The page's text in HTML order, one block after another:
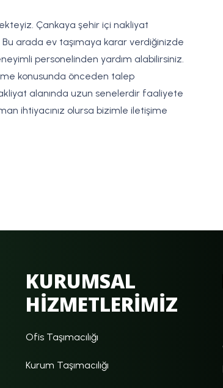
Çankaya şehir içi nakliyat
arada ev taşımaya karar verdiğinizde
personelinden yardım alabilirsiniz.
konusunda önceden talep
alanında uzun senelerdir faaliyete
ihtiyacınız olursa bizimle iletişime
KURUMSAL
HİZMETLERİMİZ
Ofis Taşımacılığı
Kurum Taşımacılığı